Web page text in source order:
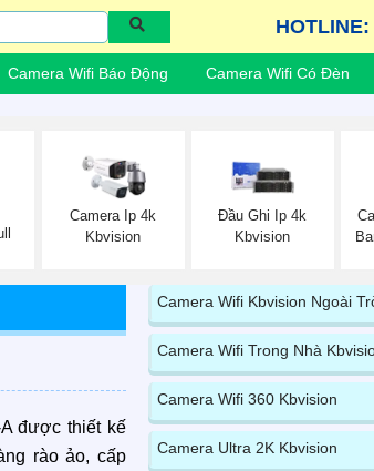
HOTLINE:
Camera Wifi Báo Động Camera Wifi Có Đèn
Camera Ip 4k
Kbvision
Đầu Ghi Ip 4k
Kbvision
được thiết kế
rào ảo, cấp
Camera Wifi Kbvision Ngoài
Camera Wifi Trong Nhà
Camera Wifi 360 Kbvision
Camera Ultra 2K Kbvision